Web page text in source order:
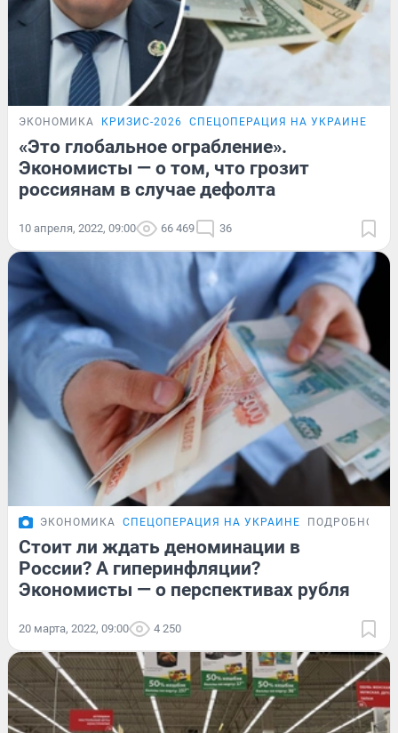
ЭКОНОМИКА КРИЗИС-2026 СПЕЦОПЕРАЦИЯ НА УКРАИНЕ
«Это глобальное ограбление».
Экономисты — о том, что грозит
россиянам в случае дефолта
10 апреля, 2022, 09:00 66 469 36
ЭКОНОМИКА СПЕЦОПЕРАЦИЯ НА УКРАИНЕ ПОДРОБНОСТИ
Стоит ли ждать деноминации в
России? А гиперинфляции?
Экономисты — о перспективах рубля
20 марта, 2022, 09:00 4 250